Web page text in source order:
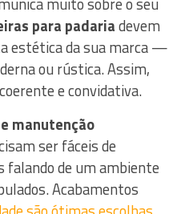
para padariadevem
estética da sua marca —
ou rústica. Assim,
e convidativa.
manutenção
ser fáceis de
falando de um ambiente
Acabamentos